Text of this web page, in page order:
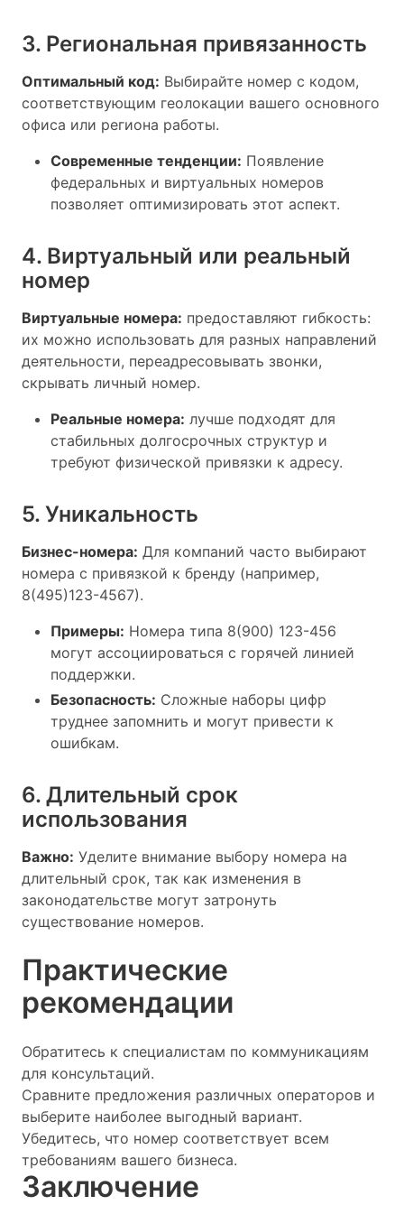
3. Региональная привязанность
Оптимальный код: Выбирайте номер с кодом,
соответствующим геолокации вашего основного
офиса или региона работы.
Современные тенденции: Появление
федеральных и виртуальных номеров
позволяет оптимизировать этот аспект.
4. Виртуальный или реальный
номер
Виртуальные номера: предоставляют гибкость:
их можно использовать для разных направлений
деятельности, переадресовывать звонки,
скрывать личный номер.
Реальные номера: лучше подходят для
стабильных долгосрочных структур и
требуют физической привязки к адресу.
5. Уникальность
Бизнес-номера: Для компаний часто выбирают
номера с привязкой к бренду (например,
8(495)123-4567).
Примеры: Номера типа 8(900) 123-456
могут ассоциироваться с горячей линией
поддержки.
Безопасность: Сложные наборы цифр
труднее запомнить и могут привести к
ошибкам.
6. Длительный срок
использования
Важно: Уделите внимание выбору номера на
длительный срок, так как изменения в
законодательстве могут затронуть
существование номеров.
Практические
рекомендации
Обратитесь к специалистам по коммуникациям
для консультаций.
Сравните предложения различных операторов и
выберите наиболее выгодный вариант.
Убедитесь, что номер соответствует всем
требованиям вашего бизнеса.
Заключение